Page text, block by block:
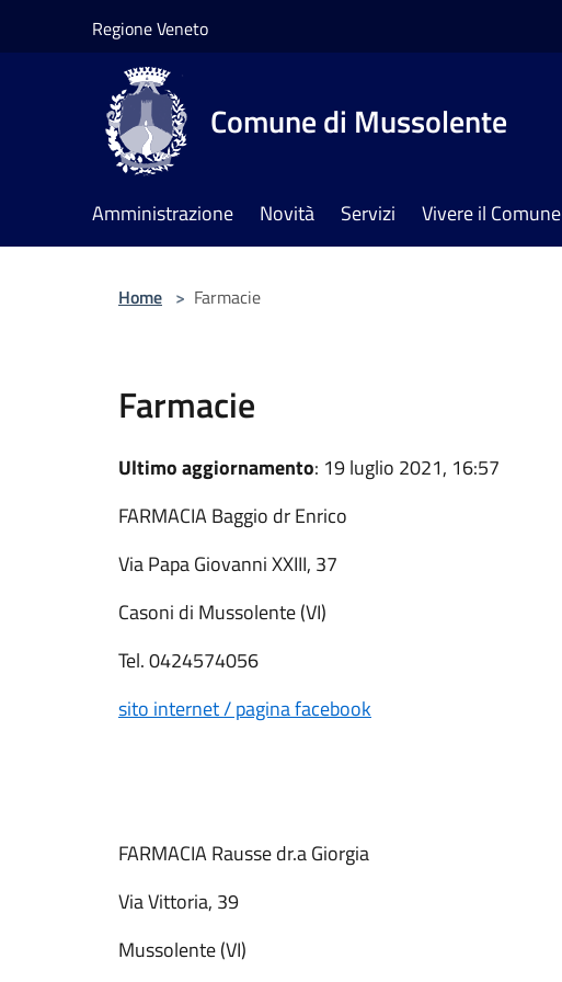
Regione Veneto
Comune di Mussolente
Amministrazione Novità Servizi Vivere il Comune
Home > Farmacie
Farmacie
Ultimo aggiornamento: 19 luglio 2021, 16:57
FARMACIA Baggio dr Enrico
Via Papa Giovanni XXIII, 37
Casoni di Mussolente (VI)
Tel. 0424574056
sito internet / pagina facebook
FARMACIA Rausse dr.a Giorgia
Via Vittoria, 39
Mussolente (VI)